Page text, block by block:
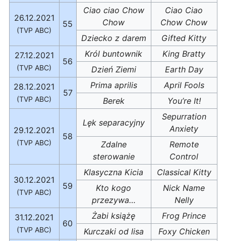
26.12.2021
(TVP ABC)
55
Ciao ciao Chow
Chow
Ciao Ciao
Chow Chow
Dziecko z darem
Gifted Kitty
27.12.2021
(TVP ABC)
56
Król buntownik
King Bratty
Dzień Ziemi
Earth Day
28.12.2021
(TVP ABC)
57
Prima aprilis
April Fools
Berek
You’re It!
29.12.2021
(TVP ABC)
58
Lęk separacyjny
Sepurration
Anxiety
Zdalne
sterowanie
Remote
Control
30.12.2021
(TVP ABC)
59
Klasyczna Kicia
Classical Kitty
Kto kogo
przezywa…
Nick Name
Nelly
31.12.2021
(TVP ABC)
60
Żabi książę
Frog Prince
Kurczaki od lisa
Foxy Chicken